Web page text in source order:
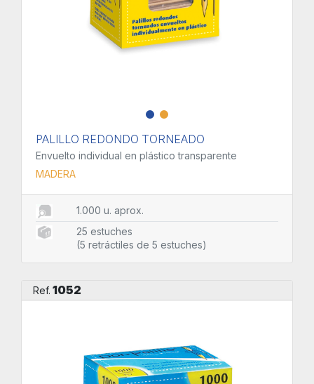
PALILLO REDONDO TORNEADO
Envuelto individual en plástico transparente
MADERA
1.000 u. aprox.
25 estuches
(5 retráctiles de 5 estuches)
Ref. 1052